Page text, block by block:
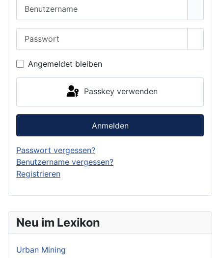
Neu im Lexikon
Urban Mining
Angemeldet bleiben
Passkey verwenden
Anmelden
Passwort vergessen?
Benutzername vergessen?
Registrieren